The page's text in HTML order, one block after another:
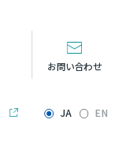
お問い合わせ
JA EN